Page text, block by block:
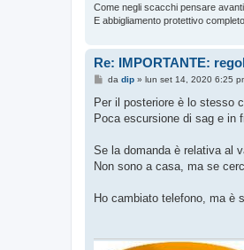
Come negli scacchi pensare
E abbigliamento protettivo completo,
Re: IMPORTANTE:
M
s
a
i
o
da dip» lun set 14, 2020 6:25
Per il posteriore è lo stesso
Poca escursione di sag e in
Se la domanda è relativa al
Non sono a casa, ma se
Ho cambiato telefono, ma è